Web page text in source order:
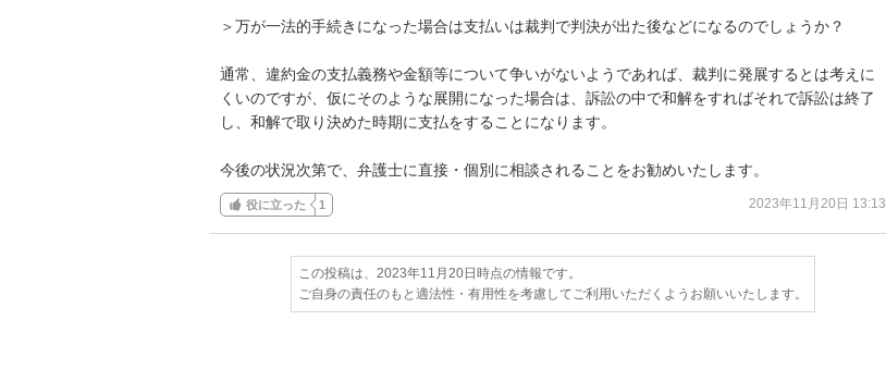
＞万が一法的手続きになった場合は支払いは裁判で判決が出た後などになるのでしょうか？
通常、違約金の支払義務や金額等について争いがないようであれば、裁判に発展するとは考えに
くいのですが、仮にそのような展開になった場合は、訴訟の中で和解をすればそれで訴訟は終了
し、和解で取り決めた時期に支払をすることになります。
今後の状況次第で、弁護士に直接・個別に相談されることをお勧めいたします。
役に立った 1 2023年11月20日 13:13
この投稿は、2023年11月20日時点の情報です。
ご自身の責任のもと適法性・有用性を考慮してご利用いただくようお願いいたします。